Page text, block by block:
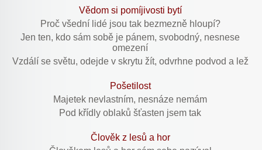
Vědom si pomíjivosti bytí
Proč všední lidé jsou tak bezmezně hloupí?
Jen ten, kdo sám sobě je pánem, svobodný, nesnese
omezení
Vzdálí se světu, odejde v skrytu žít, odvrhne podvod a lež
Pošetilost
Majetek nevlastním, nesnáze nemám
Pod křídly oblaků šťasten jsem tak
Člověk z lesů a hor